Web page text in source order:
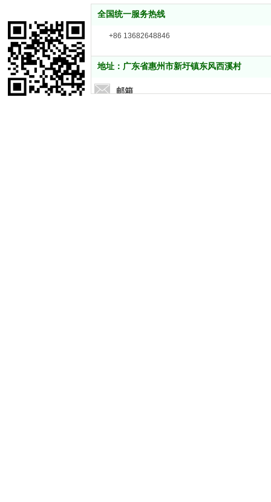
全国统一服务热线
+86 13682648846
地址：广东省惠州市新圩镇东风西溪村
邮箱